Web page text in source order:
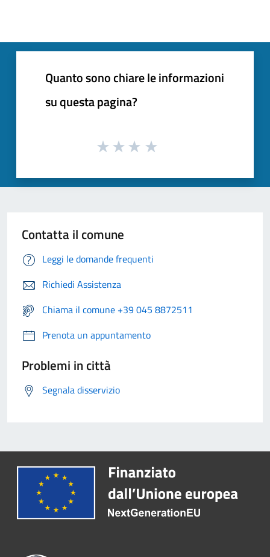
Quanto sono chiare le informazioni
su questa pagina?
Contatta il comune
Leggi le domande frequenti
Richiedi Assistenza
Chiama il comune +39 045 8872511
Prenota un appuntamento
Problemi in città
Segnala disservizio